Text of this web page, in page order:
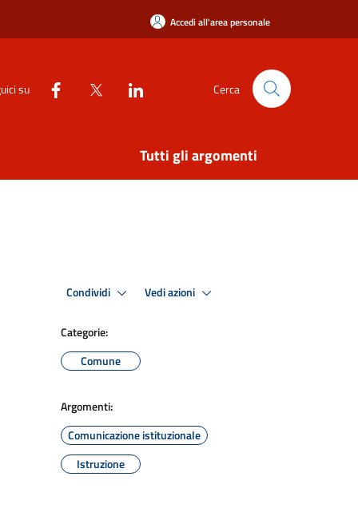
Accedi all'area personale
su Cerca
Tutti gli argomenti
Condividi Vedi azioni
Categorie:
Comune
Argomenti:
Comunicazione istituzionale
Istruzione